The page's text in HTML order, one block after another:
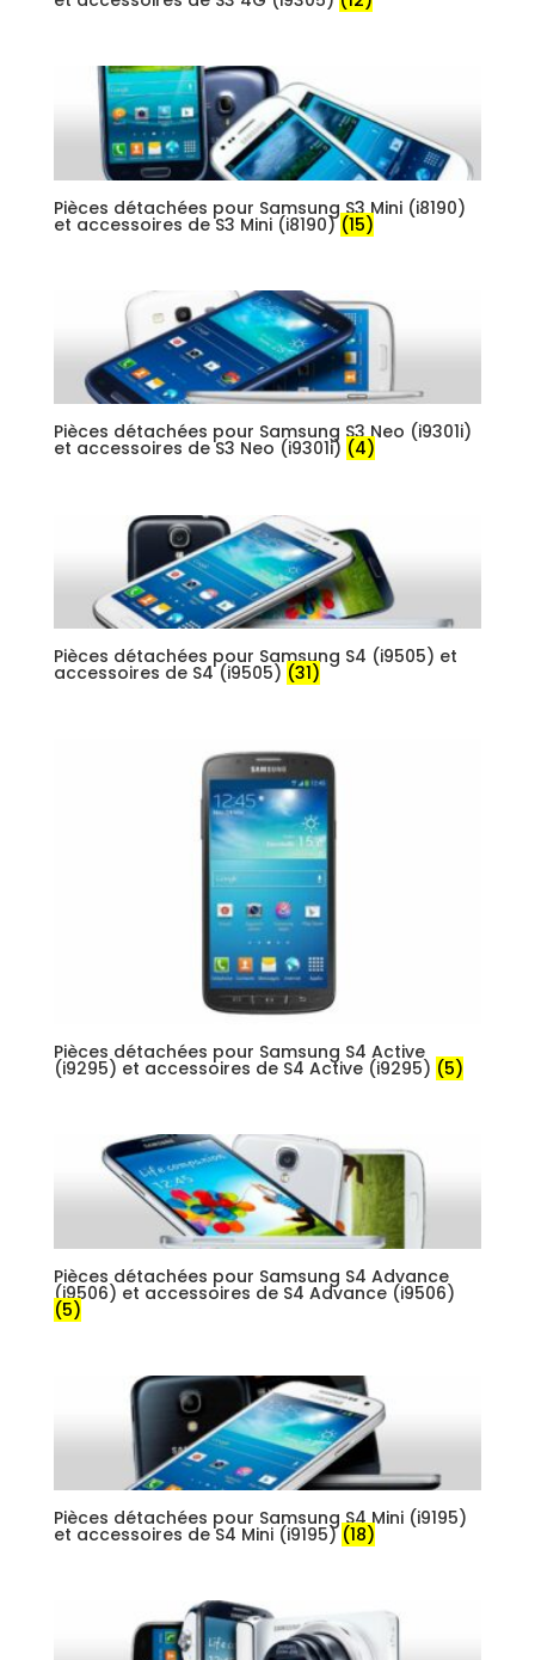
Pièces détachées pour Samsung S3 Mini (i8190)
et accessoires de S3 Mini (i8190)(15)
Pièces détachées pour Samsung S3 Neo (i9301i)
et accessoires de S3 Neo (i9301i) (4)
Pièces détachées pour Samsung S4 (i9505) et
accessoires de S4 (i9505) (31)
Pièces détachées pour Samsung S4 Active
(i9295) et accessoires de S4 Active (i9295) (5)
Pièces détachées pour Samsung S4 Advance
(i9506) et accessoires de S4 Advance (i9506)
(5)
Pièces détachées pour Samsung S4 Mini (i9195)
et accessoires de S4 Mini (i9195) (18)